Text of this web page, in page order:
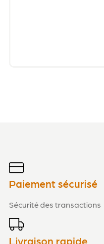
Paiement sécurisé
Sécurité des transactions
Livraison rapide